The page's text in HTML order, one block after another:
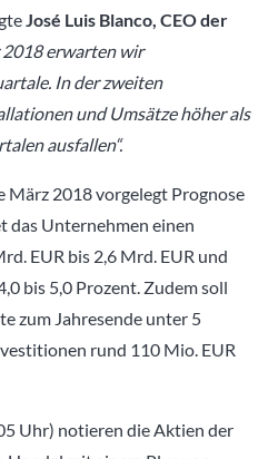
José Luis Blanco, CEO der
2018 erwarten wir
In der zweiten
und Umsätze höher als
ausfallen“.
März 2018 vorgelegt Prognose
das Unternehmen einen
EUR bis 2,6 Mrd. EUR und
bis 5,0 Prozent. Zudem soll
zum Jahresende unter 5
rund 110 Mio. EUR
Uhr) notieren die Aktien der